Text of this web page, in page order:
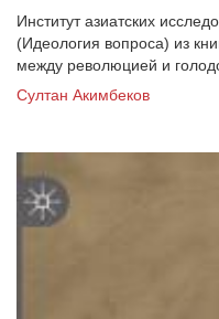
Институт азиатских
(Идеология вопроса) из
между революцией и
Султан Акимбеков